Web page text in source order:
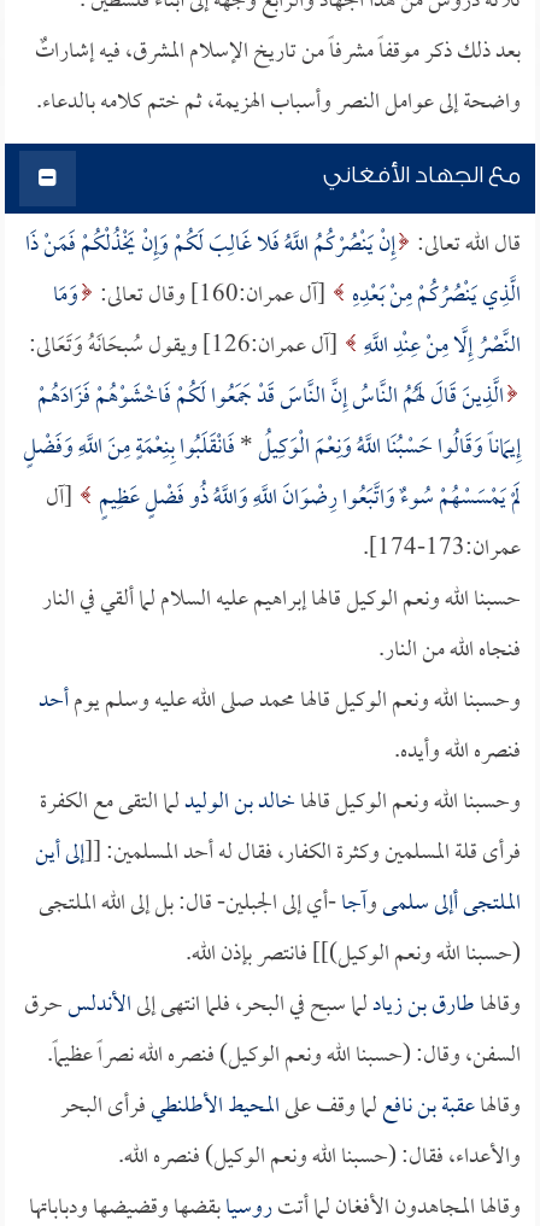
بعد ذلك ذكر موقفاً مشرفاً من تاريخ الإسلام المشرق، فيه إشاراتٌ
واضحة إلى عوامل النصر وأسباب الهزيمة، ثم ختم كلامه بالدعاء.
مع الجهاد الأفغاني
قال الله تعالى: إِنْ يَنْصُرْكُمُ اللَّهُ فَلا غَالِبَ لَكُمْ وَإِنْ يَخْذُلْكُمْ فَمَنْ ذَا
الَّذِي يَنْصُرُكُمْ مِنْ بَعْدِهِ
[آل عمران:160] وقال تعالى:
وَمَا
النَّصْرُ إِلَّا مِنْ عِنْدِ اللَّهِ [آل عمران:126] ويقول سُبحَانَهُ وَتَعَالى:
الَّذِينَ قَالَ لَهُمُ النَّاسُ إِنَّ النَّاسَ قَدْ جَمَعُوا لَكُمْ فَاخْشَوْهُمْ فَزَادَهُمْ
إِيمَاناً وَقَالُوا حَسْبُنَا اللَّهُ وَنِعْمَ الْوَكِيلُ*فَانْقَلَبُوا بِنِعْمَةٍ مِنَ اللَّهِ وَفَضْلٍ
لَمْ يَمْسَسْهُمْ سُوءٌ وَاتَّبَعُوا رِضْوَانَ اللَّهِ وَاللَّهُ ذُو فَضْلٍ عَظِيمٍ
[آل
عمران:173-174].
حسبنا الله ونعم الوكيل قالها إبراهيم عليه السلام لما ألقي في النار
فنجاه الله من النار.
وحسبنا الله ونعم الوكيل قالها محمد صلى الله عليه وسلم يومأحد
فنصره الله وأيده.
وحسبنا الله ونعم الوكيل قالهاخالد بن الوليدلما التقى مع الكفرة
فرأى قلة المسلمين وكثرة الكفار، فقال له أحد المسلمين: [[إلى أين
الملتجى أإلىسلمىوآجا-أي إلى الجبلين- قال: بل إلى الله الملتجى
(حسبنا الله ونعم الوكيل)]] فانتصر بإذن الله.
وقالهاطارق بن زيادلما سبح في البحر، فلما انتهى إلىالأندلسحرق
السفن، وقال: (حسبنا الله ونعم الوكيل) فنصره الله نصراً عظيماً.
وقالهاعقبة بن نافعلما وقف علىالمحيط الأطلنطيفرأى البحر
والأعداء، فقال: (حسبنا الله ونعم الوكيل) فنصره الله.
وقالها المجاهدون الأفغان لما أتتروسيابقضها وقضيضها ودباباتها